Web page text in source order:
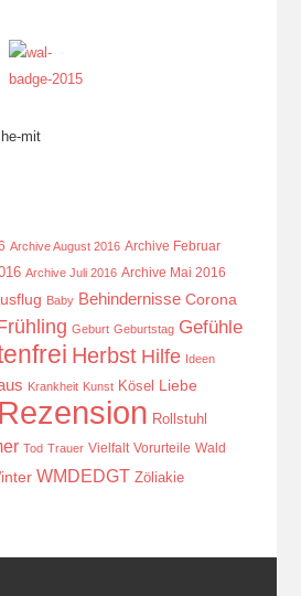
Archive August 2016 Archive Februar
Archive Juli 2016 Archive Mai 2016
Baby Behindernisse Corona
Geburt Geburtstag Gefühle
Herbst Hilfe Ideen
Krankheit Kunst Kösel Liebe
Rezension Rollstuhl
Tod Trauer Vielfalt Vorurteile Wald
WMDEDGT Zöliakie